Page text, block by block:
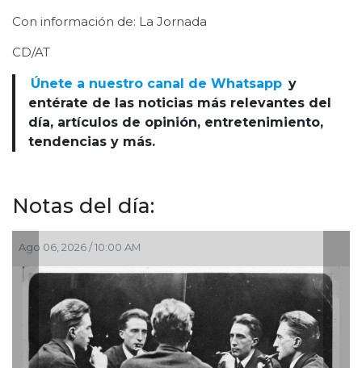
Con información de: La Jornada
CD/AT
Únete a nuestro canal de Whatsapp y
entérate de las noticias más relevantes del
día, artículos de opinión, entretenimiento,
tendencias y más.
Notas del día: